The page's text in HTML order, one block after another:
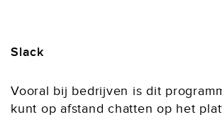
Slack
Vooral bij bedrijven is dit
kunt op afstand chatten op het